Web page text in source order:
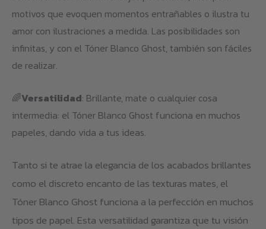
motivos que evoquen momentos entrañables o ilustra tu
amor con ilustraciones a medida. Las posibilidades son
infinitas, y con el Tóner Blanco Ghost, también son fáciles
de realizar.
🌈Versatilidad: Brillante, mate o cualquier cosa
intermedia: el Tóner Blanco Ghost funciona en muchos
papeles, dando vida a tus ideas.
Tanto si te atrae la elegancia de los acabados brillantes
como el discreto encanto de las texturas mates, el
Tóner Blanco Ghost funciona a la perfección en muchos
tipos de papel. Esta versatilidad garantiza que tu visión